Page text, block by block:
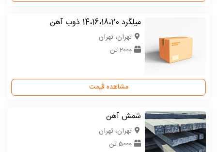
میلگرد 14،16،18،20 ذوب آهن
تهران، تهران
2000 تن
مشاهده قیمت
شمش آهن
تهران، تهران
5000 تن